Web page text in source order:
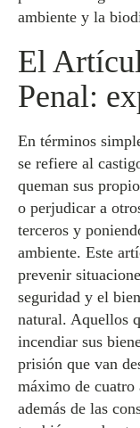
ambiente y la
El
Penal:
En términos
se refiere al
queman sus
o perjudicar a
terceros y
ambiente. Este
prevenir
seguridad y el
natural. Aquellos
incendiar sus
prisión que van
máximo de cuatro
además de las